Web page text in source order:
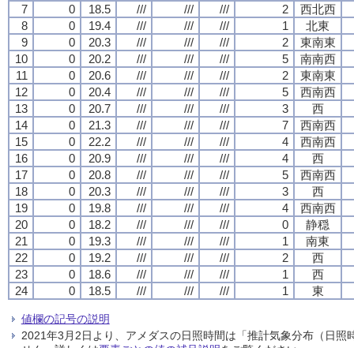
7
0 18.5 /// /// /// 2
西北西
8
0 19.4 /// /// /// 1
北東
9
0 20.3 /// /// /// 2
東南東
10
0 20.2 /// /// /// 5
南南西
11
0 20.6 /// /// /// 2
東南東
12
0 20.4 /// /// /// 5
西南西
13
0 20.7 /// /// /// 3
西
14
0 21.3 /// /// /// 7
西南西
15
0 22.2 /// /// /// 4
西南西
16
0 20.9 /// /// /// 4
西
17
0 20.8 /// /// /// 5
西南西
18
0 20.3 /// /// /// 3
西
19
0 19.8 /// /// /// 4
西南西
20
0 18.2 /// /// /// 0
静穏
21
0 19.3 /// /// /// 1
南東
22
0 19.2 /// /// /// 2
西
23
0 18.6 /// /// /// 1
西
24
0 18.5 /// /// /// 1 東
値欄の記号の説明
2021年3月2日より、アメダスの日照時間は「推計気象分布（日